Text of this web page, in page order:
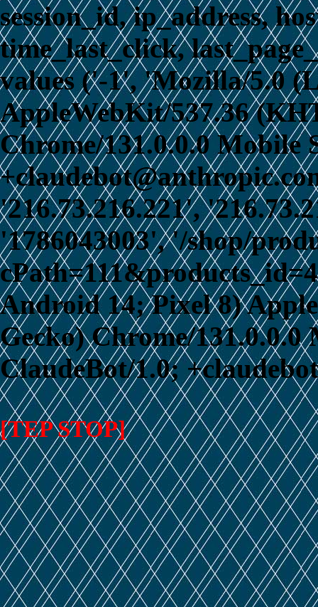
session_id, ip_address,
time_last_click,
values ('-1', 'Mozilla/5.0
AppleWebKit/537.36
Chrome/131.0.0.0 Mobile
'216.73.216.221',
'1786043003', '/shop/
Android 14; Pixel 8)
Gecko) Chrome/
ClaudeBot/1.0;
[TEP STOP]